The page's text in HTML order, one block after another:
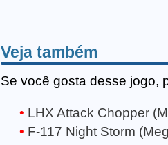
Veja também
Se você gosta desse jogo,
LHX Attack Chopper
F-117 Night Storm